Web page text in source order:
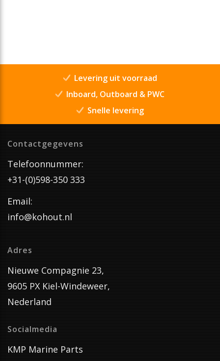
Levering uit voorraad
Inboard, Outboard & PWC
Snelle levering
Contactgegevens
Telefoonnummer:
+31-(0)598-350 333
Email:
info@kohout.nl
Adres
Nieuwe Compagnie 23,
9605 PX Kiel-Windeweer,
Nederland
Socialmedia
KMP Marine Parts